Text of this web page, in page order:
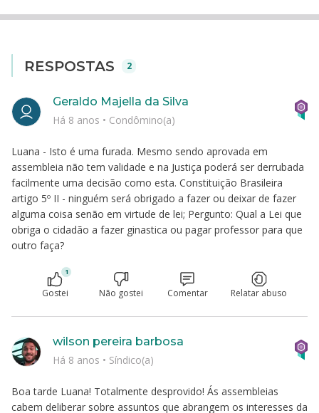
RESPOSTAS 2
Luana - Isto é uma furada. Mesmo sendo aprovada em
assembleia não tem validade e na Justiça poderá ser derrubada
facilmente uma decisão como esta. Constituição Brasileira
artigo 5º II - ninguém será obrigado a fazer ou deixar de fazer
alguma coisa senão em virtude de lei; Pergunto: Qual a Lei que
obriga o cidadão a fazer ginastica ou pagar professor para que
outro faça?
Geraldo Majella da Silva
Há 8 anos • Condômino(a)
1
Gostei Não gostei Comentar Relatar abuso
Boa tarde Luana! Totalmente desprovido! Ás assembleias
cabem deliberar sobre assuntos que abrangem os interesses da
wilson pereira barbosa
Há 8 anos • Síndico(a)